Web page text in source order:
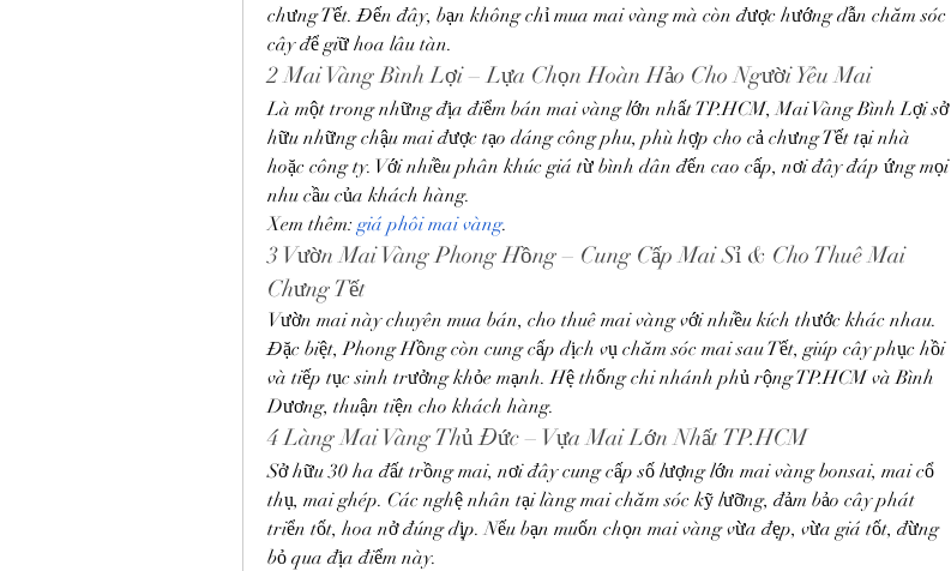
chưng Tết. Đến đây, bạn không chỉ mua mai vàng mà còn được hướng dẫn chăm sóc
cây để giữ hoa lâu tàn.
2️ Mai Vàng Bình Lợi – Lựa Chọn Hoàn Hảo Cho Người Yêu Mai
Là một trong những địa điểm bán mai vàng lớn nhất TP.HCM, Mai Vàng Bình Lợi sở
hữu những chậu mai được tạo dáng công phu, phù hợp cho cả chưng Tết tại nhà
hoặc công ty. Với nhiều phân khúc giá từ bình dân đến cao cấp, nơi đây đáp ứng mọi
nhu cầu của khách hàng.
Xem thêm: giá phôi mai vàng.
3️ Vườn Mai Vàng Phong Hồng – Cung Cấp Mai Sỉ & Cho Thuê Mai
Chưng Tết
Vườn mai này chuyên mua bán, cho thuê mai vàng với nhiều kích thước khác nhau.
Đặc biệt, Phong Hồng còn cung cấp dịch vụ chăm sóc mai sau Tết, giúp cây phục hồi
và tiếp tục sinh trưởng khỏe mạnh. Hệ thống chi nhánh phủ rộng TP.HCM và Bình
Dương, thuận tiện cho khách hàng.
4️ Làng Mai Vàng Thủ Đức – Vựa Mai Lớn Nhất TP.HCM
Sở hữu 30 ha đất trồng mai, nơi đây cung cấp số lượng lớn mai vàng bonsai, mai cổ
thụ, mai ghép. Các nghệ nhân tại làng mai chăm sóc kỹ lưỡng, đảm bảo cây phát
triển tốt, hoa nở đúng dịp. Nếu bạn muốn chọn mai vàng vừa đẹp, vừa giá tốt, đừng
bỏ qua địa điểm này.